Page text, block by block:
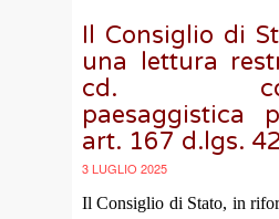
Il Consiglio di
una lettura
cd.
paesaggistica
art. 167 d.lgs.
3 LUGLIO 2025
Il Consiglio di Stato, in